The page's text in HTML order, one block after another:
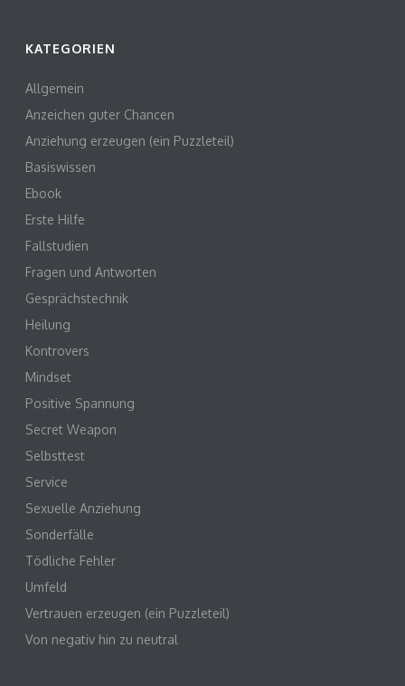
KATEGORIEN
Allgemein
Anzeichen guter Chancen
Anziehung erzeugen (ein Puzzleteil)
Basiswissen
Ebook
Erste Hilfe
Fallstudien
Fragen und Antworten
Gesprächstechnik
Heilung
Kontrovers
Mindset
Positive Spannung
Secret Weapon
Selbsttest
Service
Sexuelle Anziehung
Sonderfälle
Tödliche Fehler
Umfeld
Vertrauen erzeugen (ein Puzzleteil)
Von negativ hin zu neutral